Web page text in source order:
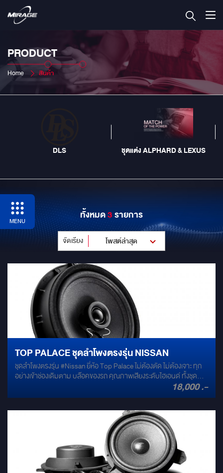
PRODUCT
Home สินค้า
DLS ชุดแต่ง ALPHARD & LEXUS
MENU ทั้งหมด3รายการ
จัดเรียง โพสต์ล่าสุด
TOP PALACE ชุดลำโพงตรงรุ่น NISSAN
ชุดลำโพงตรงรุ่น #Nissan ยี่ห้อ Top Palace ไม่ต้องตัด ไม่ต้องเจาะ ทุก
อย่างเข้าช่องเดิมตาม บล๊อคของรถ คุณภาพเสียงระดับไฮเอนด์ ทั้งชุด
ประกอบด้วย 1. ลำโพงคู่หน้า 6.5" + ทวิสเตอร์ 2. ลำโพงแกนร่วม 6.5"
18,000 .-